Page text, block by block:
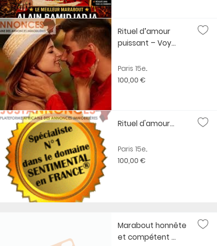
Rituel d’amour
puissant – Voy...
Paris 15e...
100,00 €
Rituel d'amour...
Paris 15e...
100,00 €
Marabout honnête
et compétent ...